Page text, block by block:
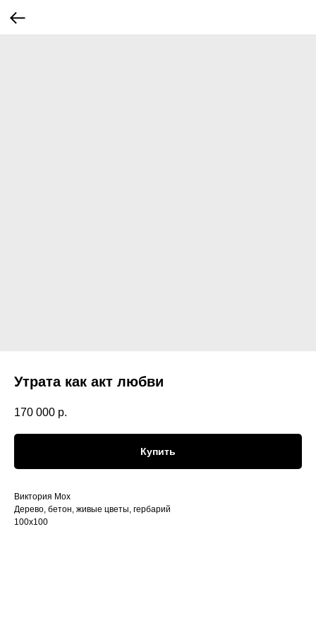
Утрата как акт любви
170 000 р.
Купить
Виктория Мох
Дерево, бетон, живые цветы, гербарий
100х100